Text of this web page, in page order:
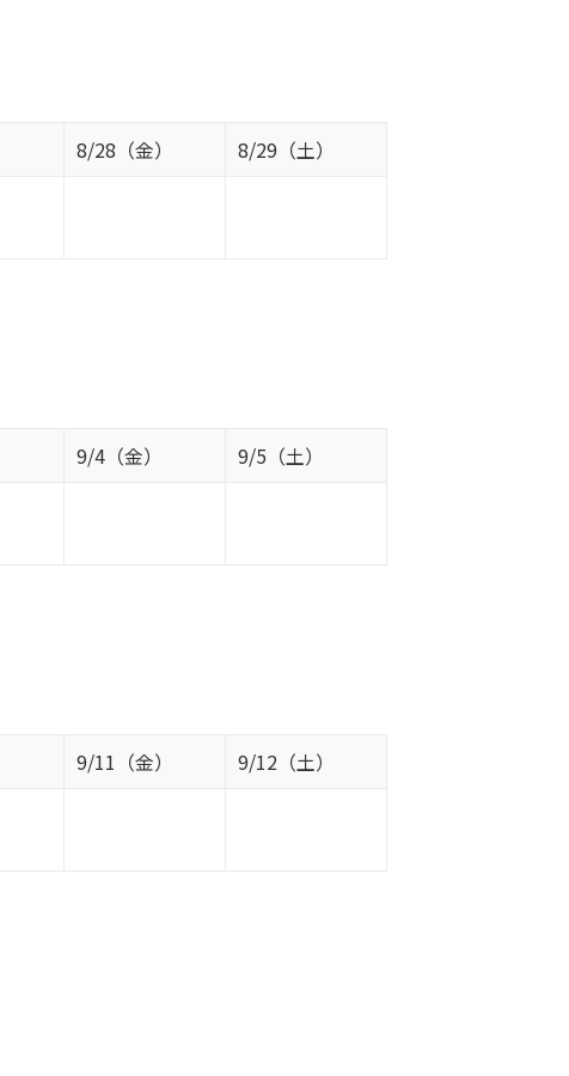
8/28（金）
8/29（土）
9/4（金）
9/5（土）
9/11（金）
9/12（土）